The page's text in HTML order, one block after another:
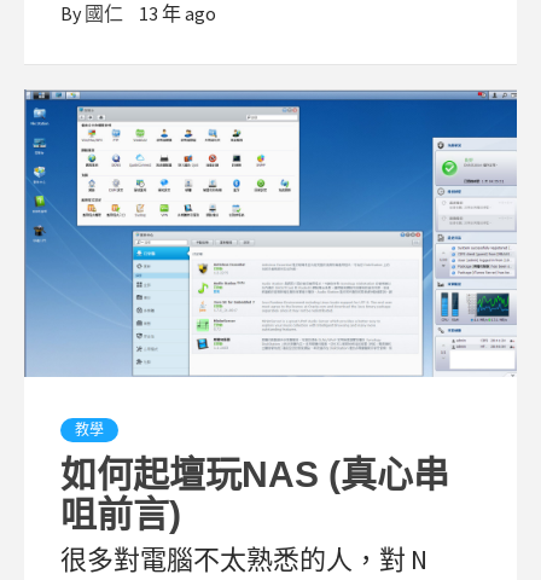
By 國仁 13 年 ago
教學
如何起壇玩NAS (真心串
咀前言)
很多對電腦不太熟悉的人，對 N